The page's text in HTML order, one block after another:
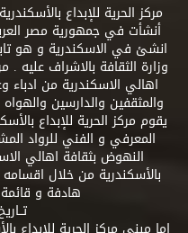
مركز الحرية للإبداع
أنشأت في جمهورية مصر
انشئ في الاسكندرية و هو
وزارة الثقافة بالاشراف عليه .
اهالي الاسكندرية من ادباء
والمثقفين والدارسين
يقوم مركز الحرية للإبداع
المعرفي و الفني للرواد
النهوض بثقافة اهالي
بالأسكندرية من خلال
هادفة و